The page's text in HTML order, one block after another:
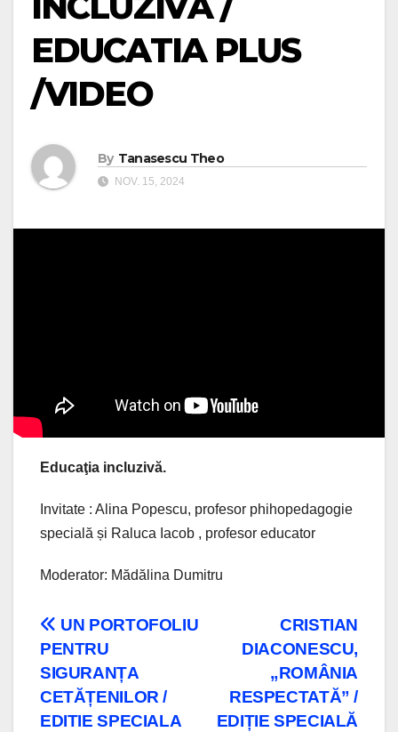
EDUCATIA PLUS
/VIDEO
By Tanasescu Theo
NOV. 15, 2024
Educaţia incluzivă.
Invitate : Alina Popescu, profesor phihopedagogie
specială și Raluca Iacob , profesor educator
Moderator: Mădălina Dumitru
Navigare
în
articole
CRISTIAN
DIACONESCU,
„ROMÂNIA
RESPECTATĂ” /
EDIȚIE SPECIALĂ
UN PORTOFOLIU
PENTRU
SIGURANȚA
CETĂȚENILOR /
EDITIE SPECIALA